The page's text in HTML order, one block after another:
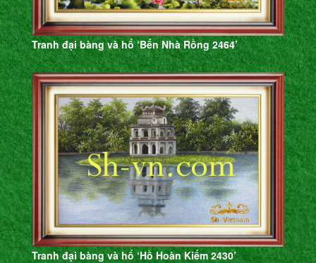
Tranh đại bàng và hổ ‘Bến Nhà Rồng 2464’
Tranh đại bàng và hổ ‘Hồ Hoàn Kiếm 2430’